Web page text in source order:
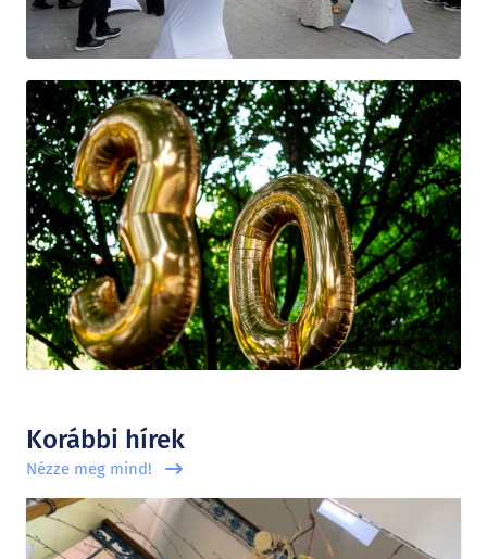
Korábbi hírek
Nézze meg mind!